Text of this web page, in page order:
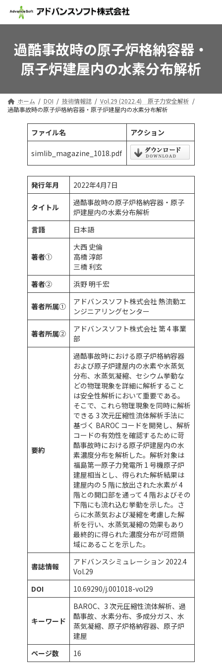
テ
プ
ゲ
動
過酷事故時の原子炉格納容器・
原子炉建屋内の水素分布解析
ホーム DOI 技術情報誌
Vol.29 (2022.4) 原子力安全解析
過酷事故時の原子炉格納容器・原子炉建屋内の水素分布解析
ファイル名 アクション
simlib_magazine_1018.pdf
発行年月 2022年4月7日
タイトル
過酷事故時の原子炉格納容器・原子
炉建屋内の水素分布解析
言語
日本語
著者①
大西 史倫
高橋 淳郎
三橋 利玄
著者② 浜野 明千宏
著者所属①
アドバンスソフト株式会社 熱流動エ
ンジニアリングセンター
著者所属②
アドバンスソフト株式会社 第 4 事業
部
要約
過酷事故時における原子炉格納容器
および原子炉建屋内の水素や水蒸気
分布、水蒸気凝縮、セシウム挙動な
どの物理現象を詳細に解析すること
は安全性解析において重要である。
そこで、これら物理現象を同時に解析
できる 3 次元圧縮性流体解析手法に
基づく BAROC コードを開発し、解析
コードの有効性を確認するために苛
酷事故時における原子炉建屋内の水
素濃度分布を解析した。解析対象は
福島第一原子力発電所 1 号機原子炉
建屋相当とし、得られた解析結果は
建屋内の 5 階に放出された水素が 4
階との開口部を通って 4 階およびその
下階にも流れ込む挙動を示した。さ
らに水蒸気および凝縮を考慮した解
析を行い、水蒸気凝縮の効果もあり
最終的に得られた濃度分布が可燃領
域にあることを示した。
書誌情報
アドバンスシミュレーション 2022.4
Vol.29
DOI
10.69290/j.001018-vol29
キーワード
BAROC、3 次元圧縮性流体解析、過
酷事故、水素分布、多成分ガス、水
蒸気凝縮、原子炉格納容器、原子炉
建屋
ページ数
16